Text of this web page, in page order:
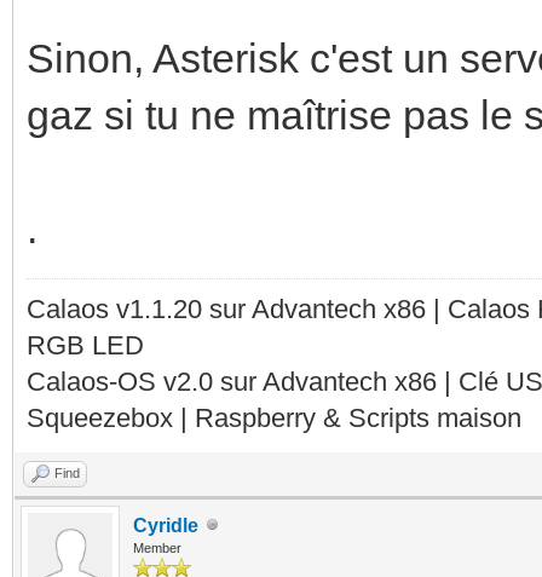
Sinon, Asterisk c'est un
gaz si tu ne maîtrise pas le
.
Calaos v1.1.20 sur Advantech x86 |
RGB LED
Calaos-OS v2.0 sur Advantech x86 | Clé
Squeezebox | Raspberry & Scripts maison
Find
Cyridle
Member